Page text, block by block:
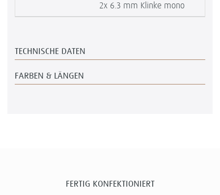
2x 6.3 mm Klinke mono
TECHNISCHE DATEN
FARBEN & LÄNGEN
FERTIG KONFEKTIONIERT